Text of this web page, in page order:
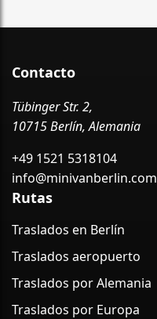
Contacto
Tübinger Str. 2,
10715 Berlín, Alemania
+49 1521 5318104
info@minivanberlin.com
Rutas
Traslados en Berlín
Traslados aeropuerto
Traslados por Alemania
Traslados por Europa